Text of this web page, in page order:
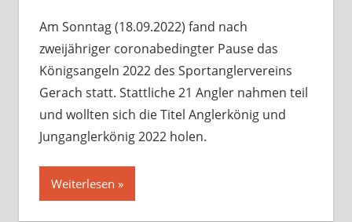
Am Sonntag (18.09.2022) fand nach
zweijähriger coronabedingter Pause das
Königsangeln 2022 des Sportanglervereins
Gerach statt. Stattliche 21 Angler nahmen teil
und wollten sich die Titel Anglerkönig und
Junganglerkönig 2022 holen.
Weiterlesen